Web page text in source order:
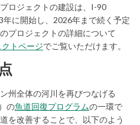
ロジェクトの建設は、I-90
に開始し、2026年まで続く予定
プロジェクトの詳細について
トページ(External link)
でご覧いただけます。
州全体の河川を再びつなげる
の魚道回復プログラム(External link)
の一環で
を改善することで、以下のよう